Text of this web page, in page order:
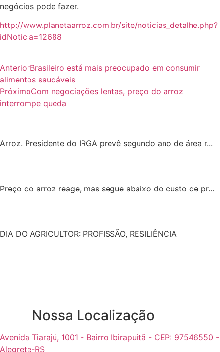
negócios pode fazer.
http://www.planetaarroz.com.br/site/noticias_detalhe.php?
idNoticia=12688
AnteriorBrasileiro está mais preocupado em consumir
alimentos saudáveis
PróximoCom negociações lentas, preço do arroz
interrompe queda
Arroz. Presidente do IRGA prevê segundo ano de área r...
Preço do arroz reage, mas segue abaixo do custo de pr...
DIA DO AGRICULTOR: PROFISSÃO, RESILIÊNCIA
Nossa Localização
Avenida Tiarajú, 1001 - Bairro Ibirapuitã - CEP: 97546550 -
Alegrete-RS